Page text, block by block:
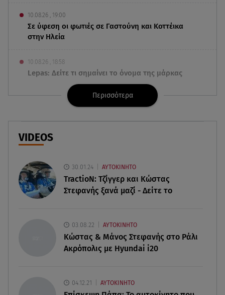
10.08.26 , 19:00
Σε ύφεση οι φωτιές σε Γαστούνη και Κοττέικα
στην Ηλεία
10.08.26 , 18:58
Lepas: Δείτε τι σημαίνει το όνομα της μάρκας
10.08.26 , 18:52
Φαρμακείο πρώτων βοηθειών στο αυτοκίνητο: Τι
πρέπει να περιέχει
10.08.26 , 18:45
παιδί στα 42 της χρόνια
10.08.26 , 18:35
Αυξάνονται οι ώρες υπερωριακής εργασίας των
Περισσότερα
VIDEOS
30.01.24 ΑΥΤΟΚΙΝΗΤΟ
TractioN: Τζίγγερ και Κώστας
Στεφανής ξανά μαζί - Δείτε το
03.08.22 ΑΥΤΟΚΙΝΗΤΟ
Κώστας & Μάνος Στεφανής στο Ράλι
Ακρόπολις με Hyundai i20
04.12.21 ΑΥΤΟΚΙΝΗΤΟ